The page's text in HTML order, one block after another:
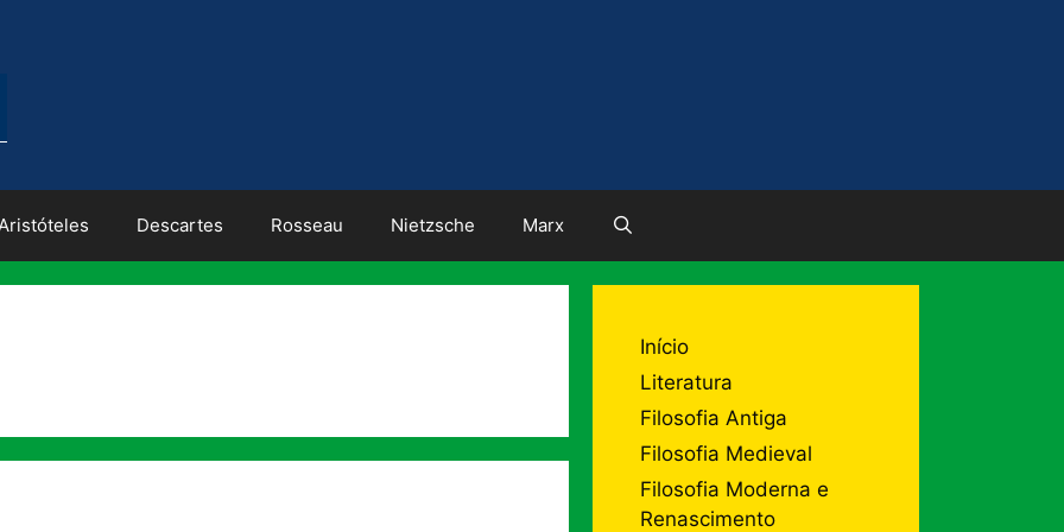
Descartes Rosseau Nietzsche Marx
Início
Literatura
Filosofia Antiga
Filosofia Medieval
Filosofia Moderna e
Renascimento